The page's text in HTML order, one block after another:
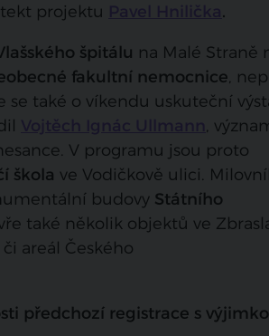
projektu
.
špitálu na Malé Straně
fakultní nemocnice,
také o víkendu uskuteční
,
V programu jsou proto
škola ve Vodičkově ulici.
budovy Státního
také několik objektů ve
areál Českého
předchozí registrace s